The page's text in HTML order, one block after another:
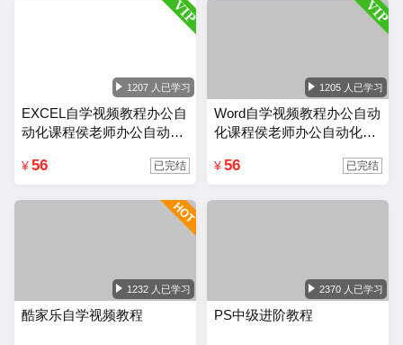
1207 人已学习
EXCEL自学视频教程办公自
动化课程侯老师办公自动化
¥ 56 已完结
1205 人已学习
Word自学视频教程办公自动
化课程侯老师办公自动化wo
¥ 56 已完结
1232 人已学习
酷家乐自学视频教程
2370 人已学习
PS中级进阶教程